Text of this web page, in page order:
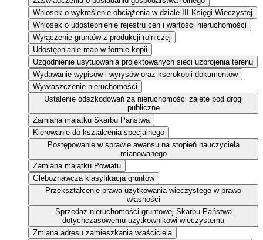
Wniosek o wykreślenie obciążenia w dziale III Księgi Wieczystej
Wniosek o udostępnienie rejestru cen i wartości nieruchomości
Wyłączenie gruntów z produkcji rolniczej
Udostępnianie map w formie kopii
Uzgodnienie usytuowania projektowanych sieci uzbrojenia terenu
Wydawanie wypisów i wyrysów oraz kserokopii dokumentów
Wywłaszczenie nieruchomości
Ustalenie odszkodowań za nieruchomości zajęte pod drogi
publiczne
Zamiana majątku Skarbu Państwa
Kierowanie do kształcenia specjalnego
Postępowanie w sprawie awansu na stopień nauczyciela
mianowanego
Zamiana majątku Powiatu
Gleboznawcza klasyfikacja gruntów
Przekształcenie prawa użytkowania wieczystego w prawo
własności
Sprzedaż nieruchomości gruntowej Skarbu Państwa
dotychczasowemu użytkownikowi wieczystemu
Zmiana adresu zamieszkania właściciela